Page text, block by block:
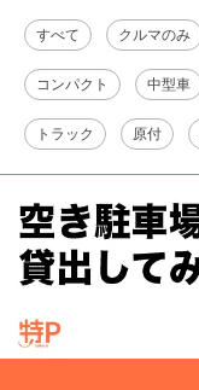
すべて クルマのみ
コンパクト 中型車
トラック 原付